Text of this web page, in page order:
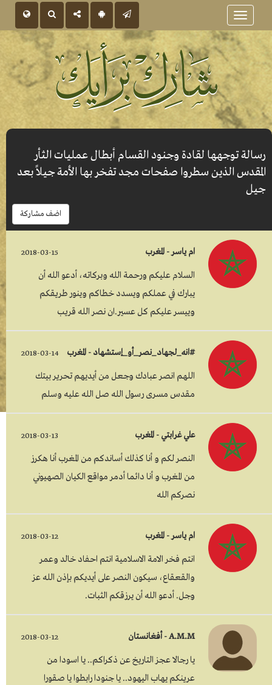
Toggle
navigation
رسالة توجهها لقادة وجنود القسام أبطال عمليات الثأر
المقدس الذين سطروا صفحات مجد تفخر بها الأمة جيلاً بعد
جيل
اضف مشاركة
ام ياسر - المغرب 2018-03-15
السلام عليكم ورحمة الله وبركاته، أدعو الله أن
يبارك في عملكم ويسدد خطاكم وينور طريقكم
وييسر عليكم كل عسير.ان نصر الله قريب
#انه_لجهاد_نصر_أو_إستشهاد - المغرب 2018-03-14
اللهم انصر عبادك وجعل من أيديهم تحرير بيتك
مقدس مسرى رسول الله صل الله عليه وسلم
علي غرابتي - المغرب 2018-03-13
النصر لكم و أنا كذلك أساندكم من المغرب أنا هكرز
من المغرب و أنا دائما أدمر مواقع الكيان الصهيوني
نصركم الله
ام ياسر - المغرب 2018-03-12
انتم فخر الامة الاسلامية انتم احفاد خالد وعمر
والقعقاع، سيكون النصر على أيديكم بإذن الله عز
وجل. أدعو الله أن يرزقكم الثبات.
A.M.M - أفغانستان 2018-03-12
يا رجالا عجز التاريخ عن ذكراكم.. يا اسودا من
عرينكم يهاب اليهود.. يا جنودا رابطوا يا صقورا